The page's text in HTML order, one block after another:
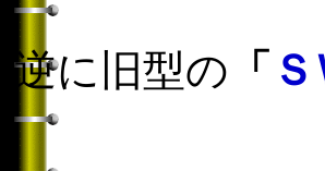
逆に旧型の 「